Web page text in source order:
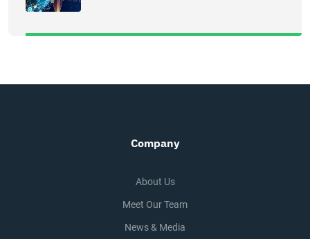
Company
About Us
Meet Our Team
News & Media